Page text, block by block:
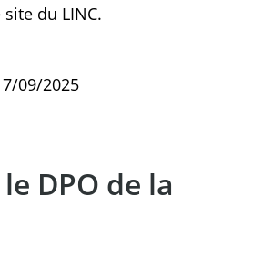
du LINC.
09/2025
DPO de la